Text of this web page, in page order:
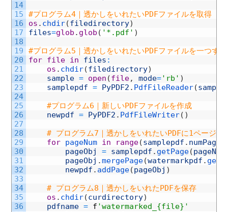
14
15
16
17
18
19
20
21
22
23
24
25
26
27
28
29
30
31
32
33
34
35
36
#プログラム4｜透かしをいれたいPDFファイルを取得
os . chdir(filedirectory)
files=glob . glob ( '*.pdf' )
#プログラム5｜透かしをいれたいPDFファイルを一つず
for file in files :
os . chdir(filedirectory)
sample = open (file, mode='rb' )
samplepdf = PyPDF2 . PdfFileReader(sample
#プログラム6｜新しいPDFファイルを作成
newpdf = PyPDF2 . PdfFileWriter( )
# プログラム7｜透かしをいれたいPDFに1ページず
for pageNum in range(samplepdf . numPages
pageObj
= samplepdf . getPage(pageNum
pageObj .mergePage(watermarkpdf .
newpdf . addPage(pageObj )
# プログラム8｜透かしをいれたPDFを保存
os . chdir(curdirectory)
pdfname = f 'watermarked_{file}'